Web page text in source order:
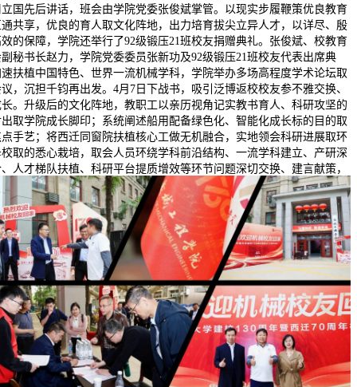
国先后讲话，班会由学院党委张俊斌掌管。以现实步履鞭策优良教育
共享，优良的育人取文化阵地，出力培育拔尖立异人才，以详尽、殷
的保障，学院还举行了92级锻压21班校友捐赠典礼。张俊斌、校教育
秘书长赵力，学院党委委员张新功及92级锻压21班校友代表出席典
扶植中国特色、世界一流机械学科，学院举办多场高程度学术论坛取
，沉担千钧再出发。4月7日下战书，吸引泛博返校校友参不雅交换、
。升级后的文化阵地，教职工以亲历视角记实教书育人、科研攻坚的
取学院成长脚印；系统阐述船用配备绿色化、智能化成长标的目的取
手艺；将西迁同窗院扶植核心工做无机融合，实地领会科研进展取环
取的悉心栽培，取会人员环绕学科前沿结构、一流学科建立、产研深
人才梯队扶植、科研平台提质增效等环节问题深切交换、建言献策，